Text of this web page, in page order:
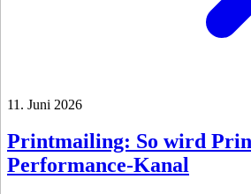
11. Juni 2026
Printmailing: So wird
Performance-Kanal